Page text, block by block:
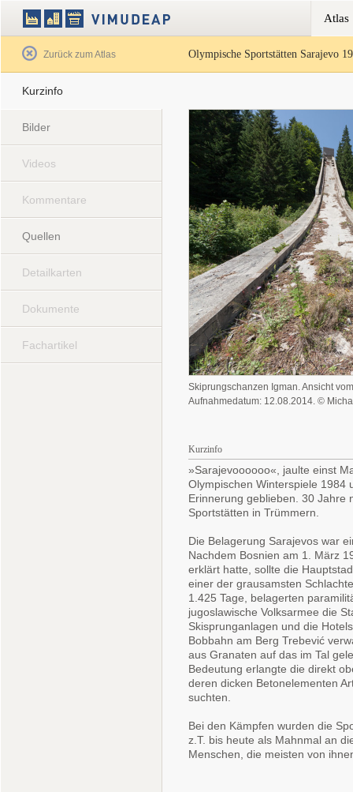
Atlas
Zurück zum Atlas Olympische Sportstätten Sarajevo
Kurzinfo
Bilder
Videos
Kommentare
Quellen
Detailkarten
Dokumente
Fachartikel
Skiprungschanzen Igman. Ansicht
Aufnahmedatum: 12.08.2014. ©
Kurzinfo
»Sarajevoooooo«, jaulte einst
Olympischen Winterspiele 1984
Erinnerung geblieben. 30 Jahre
Sportstätten in Trümmern.
Die Belagerung Sarajevos war
Nachdem Bosnien am 1. März
erklärt hatte, sollte die
einer der grausamsten
1.425 Tage, belagerten
jugoslawische Volksarmee die
Skisprunganlagen und die
Bobbahn am Berg Trebević
aus Granaten auf das im Tal
Bedeutung erlangte die direkt
deren dicken Betonelementen
suchten.
Bei den Kämpfen wurden die
z.T. bis heute als Mahnmal an
Menschen, die meisten von
Satellit Hybrid Gelände